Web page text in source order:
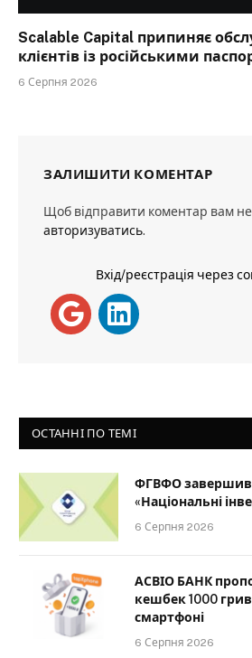
Scalable Capital припиняє
клієнтів із російськими
6 Серпня 2026
ЗАЛИШИТИ КОМЕНТАР
Щоб відправити коментар вам
авторизуватись.
Вхід/реєстрація через
ОСТАННІ ПО ТЕМІ
ФГВФО завершив
«Національні
6 Серпня 2026
АСВІО БАНК
кешбек 1000
смартфоні
6 Серпня 2026